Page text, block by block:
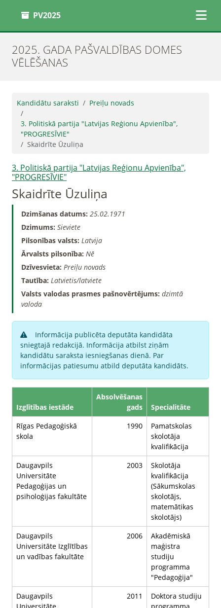
PV2025
2025. GADA PAŠVALDĪBAS DOMES
VĒLĒŠANAS
Kandidātu saraksti Preiļu novads
3. Politiskā partija "Latvijas Reģionu Apvienība",
"PROGRESĪVIE"
Skaidrīte Ūzuliņa
3. Politiskā partija "Latvijas Reģionu Apvienība",
"PROGRESĪVIE"
Skaidrīte Ūzuliņa
Dzimšanas datums: 25.02.1971
Dzimums: Sieviete
Pilsonības valsts: Latvija
Ārvalsts pilsonība: Nē
Dzīvesvieta: Preiļu novads
Tautība: Latvietis/latviete
Valsts valodas prasmes pašnovērtējums: dzimtā
valoda
Informācija publicēta deputāta kandidāta
sniegtajā redakcijā. Informācija atbilst ziņām
kandidātu saraksta iesniegšanas dienā. Par
informācijas patiesumu atbild deputāta kandidāts.
Izglītības iestāde
Absolvēšanas
gads
Specialitāte
Rīgas Pedagoģiskā
skola
1990
Pamatskolas
skolotāja
kvalifikācija
Daugavpils
Universitāte
Pedagoģijas un
psiholoģijas fakultāte
2003
Skolotāja
kvalifikācija
(Sākumskolas
skolotājs,
matemātikas
skolotājs)
Daugavpils
Universitāte Izglītības
un vadības fakultāte
2006
Akadēmiskā
maģistra
studiju
programma
"Pedagoģija"
Daugavpils
2011
Doktora studiju